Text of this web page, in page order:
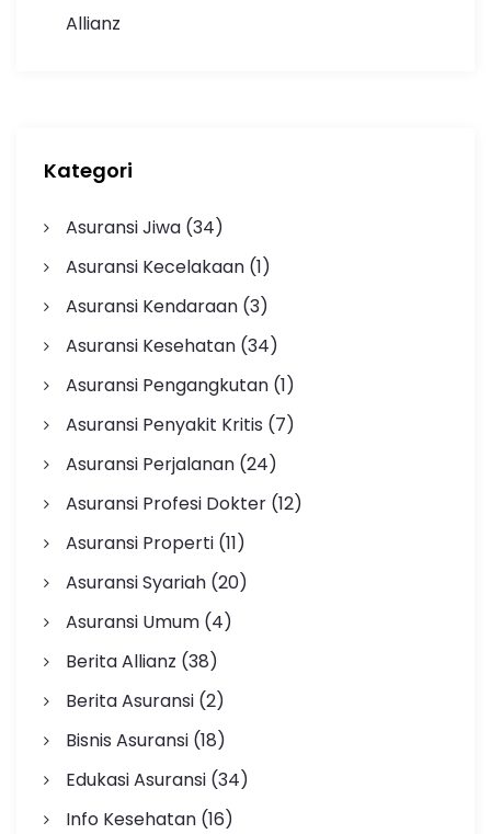
Allianz
Kategori
Asuransi Jiwa(34)
Asuransi Kecelakaan(1)
Asuransi Kendaraan(3)
Asuransi Kesehatan(34)
Asuransi Pengangkutan(1)
Asuransi Penyakit Kritis (7)
Asuransi Perjalanan(24)
Asuransi Profesi Dokter(12)
Asuransi Properti(11)
Asuransi Syariah(20)
Asuransi Umum(4)
Berita Allianz (38)
Berita Asuransi(2)
Bisnis Asuransi(18)
Edukasi Asuransi(34)
Info Kesehatan(16)